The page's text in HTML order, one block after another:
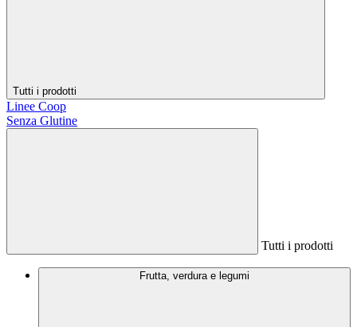
Tutti i prodotti
Linee Coop
Senza Glutine
Tutti i prodotti
Frutta, verdura e legumi